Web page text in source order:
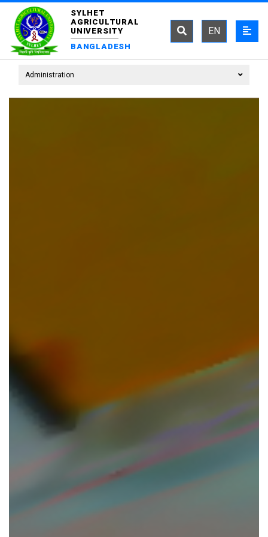
SYLHET
AGRICULTURAL
UNIVERSITY
BANGLADESH
EN
Administration